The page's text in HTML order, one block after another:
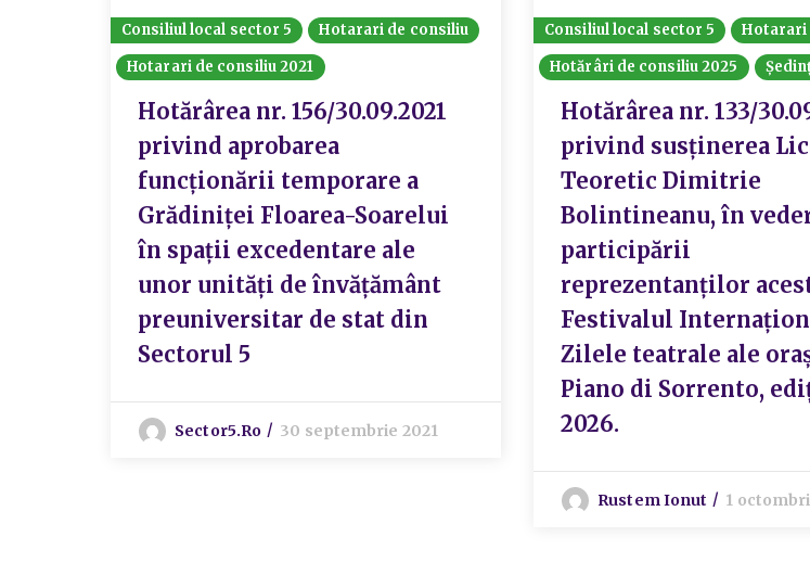
Consiliul local sector 5
Hotarari de consiliu
Hotarari de consiliu 2021
Hotărârea nr. 156/30.09.2021
privind aprobarea
funcționării temporare a
Grădiniței Floarea-Soarelui
în spații excedentare ale
unor unități de învățământ
preuniversitar de stat din
Sectorul 5
Sector5.ro 30 septembrie 2021
Consiliul local sector 5
Hotarari
Hotărâri de consiliu 2025
Hotărârea nr. 133/
privind susținerea
Teoretic Dimitrie
Bolintineanu, în
participării
reprezentanților
Festivalul
Zilele teatrale ale
Piano di Sorrento,
2026.
Rustem Ionut 1